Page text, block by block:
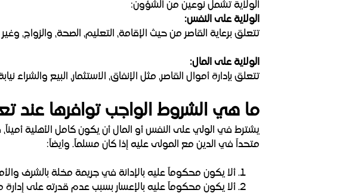
الولاية تشمل نوعين من الشؤون:
الولاية على النفس:
تتعلق برعاية القاصر من حيث الإقامة، التعليم، الصحة، والزواج،
الولاية على المال:
تتعلق بإدارة أموال القاصر، مثل الإنفاق، الاستثمار، البيع
ما هي الشروط الواجب توافرها عند
يشترط في الولي على النفس أو المال أن يكون كامل الأهلية
متحداً في الدين مع المولى عليه إذا كان مسلماً. وأيضاً:
ألا يكون محكوماً عليه بالإدانة في جريمة مخلة بالشرف
ألا يكون محكوماً عليه بالإعسار بسبب عدم قدرته على إدارة